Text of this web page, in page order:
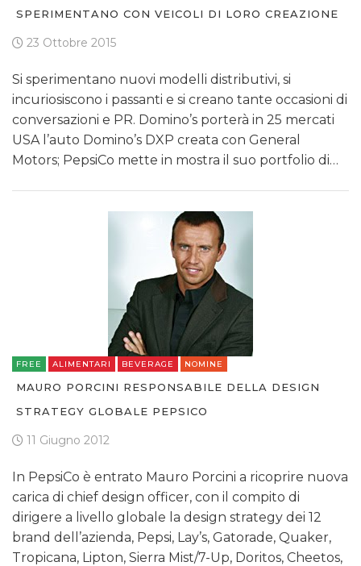
SPERIMENTANO CON VEICOLI DI LORO CREAZIONE
23 Ottobre 2015
Si sperimentano nuovi modelli distributivi, si
incuriosiscono i passanti e si creano tante occasioni di
conversazioni e PR. Domino’s porterà in 25 mercati
USA l’auto Domino’s DXP creata con General
Motors; PepsiCo mette in mostra il suo portfolio di…
FREE ALIMENTARI BEVERAGE NOMINE
MAURO PORCINI RESPONSABILE DELLA DESIGN
STRATEGY GLOBALE PEPSICO
11 Giugno 2012
In PepsiCo è entrato Mauro Porcini a ricoprire nuova
carica di chief design officer, con il compito di
dirigere a livello globale la design strategy dei 12
brand dell’azienda, Pepsi, Lay’s, Gatorade, Quaker,
Tropicana, Lipton, Sierra Mist/7-Up, Doritos, Cheetos,